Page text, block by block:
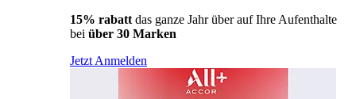
15% rabatt das ganze Jahr über auf Ihre Aufenthalte
bei über 30 Marken
Jetzt Anmelden